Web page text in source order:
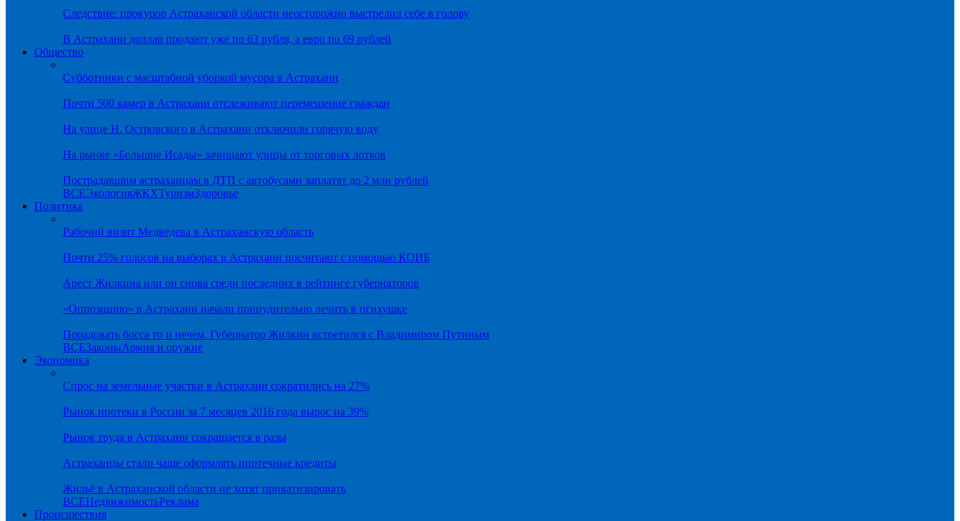
Следствие: прокурор Астраханской области неосторожно выстрелил себе в голову
В Астрахани доллар продают уже по 63 рубля, а евро по 69 рублей
Общество
Субботники с масштабной уборкой мусора в Астрахани
Почти 500 камер в Астрахани отслеживают перемещение граждан
На улице Н. Островского в Астрахани отключили горячую воду
На рынке «Большие Исады» зачищают улицы от торговых лотков
Пострадавшим астраханцам в ДТП с автобусами заплатят до 2 млн рублей
ВСЕЭкологияЖКХТуризмЗдоровье
Политика
Рабочий визит Медведева в Астраханскую область
Почти 25% голосов на выборах в Астрахани посчитают с помощью КОИБ
Арест Жилкина или он снова среди последних в рейтинге губернаторов
«Оппозицию» в Астрахани начали принудительно лечить в психушке
Порадовать босса то и нечем. Губернатор Жилкин встретился с Владимиром Путиным
ВСЕЗаконыАрмия и оружие
Экономика
Спрос на земельные участки в Астрахани сократились на 27%
Рынок ипотеки в России за 7 месяцев 2016 года вырос на 39%
Рынок труда в Астрахани сокращается в разы
Астраханцы стали чаще оформлять ипотечные кредиты
Жильё в Астраханской области не хотят приватизировать
ВСЕНедвижимостьРеклама
Происшествия